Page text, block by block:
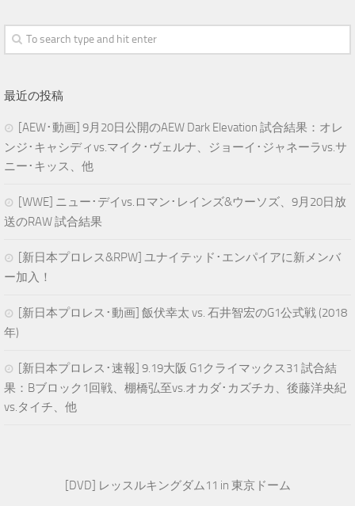
最近の投稿
[AEW･動画] 9月20日公開のAEW Dark Elevation 試合結果：オレ
ンジ･キャシディvs.マイク･ヴェルナ、ジョーイ･ジャネーラvs.サ
ニー･キッス、他
[WWE] ニュー･デイvs.ロマン･レインズ&ウーソズ、9月20日放
送のRAW 試合結果
[新日本プロレス&RPW] ユナイテッド･エンパイアに新メンバ
ー加入！
[新日本プロレス･動画] 飯伏幸太 vs. 石井智宏のG1公式戦 (2018
年)
[新日本プロレス･速報] 9.19大阪 G1クライマックス31 試合結
果：Bブロック1回戦、棚橋弘至vs.オカダ･カズチカ、後藤洋央紀
vs.タイチ、他
[DVD] レッスルキングダム11 in 東京ドーム